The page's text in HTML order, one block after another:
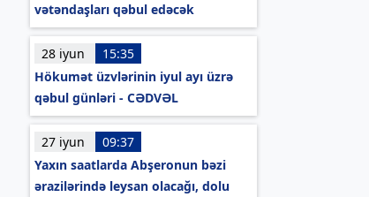
vətəndaşları qəbul edəcək
28 iyun
15:35
Hökumət üzvlərinin iyul ayı üzrə
qəbul günləri - CƏDVƏL
27 iyun
09:37
Yaxın saatlarda Abşeronun bəzi
ərazilərində leysan olacağı, dolu